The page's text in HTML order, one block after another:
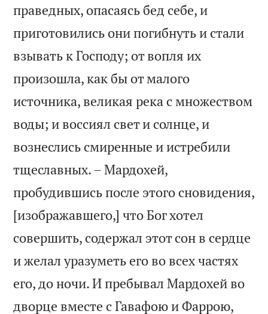
праведных, опасаясь бед себе, и
приготовились они погибнуть и стали
взывать к Господу; от вопля их
произошла, как бы от малого
источника, великая река с множеством
воды; и воссиял свет и солнце, и
вознеслись смиренные и истребили
тщеславных. – Мардохей,
пробудившись после этого сновидения,
[изображавшего,] что Бог хотел
совершить, содержал этот сон в сердце
и желал уразуметь его во всех частях
его, до ночи. И пребывал Мардохей во
дворце вместе с Гавафою и Фаррою,